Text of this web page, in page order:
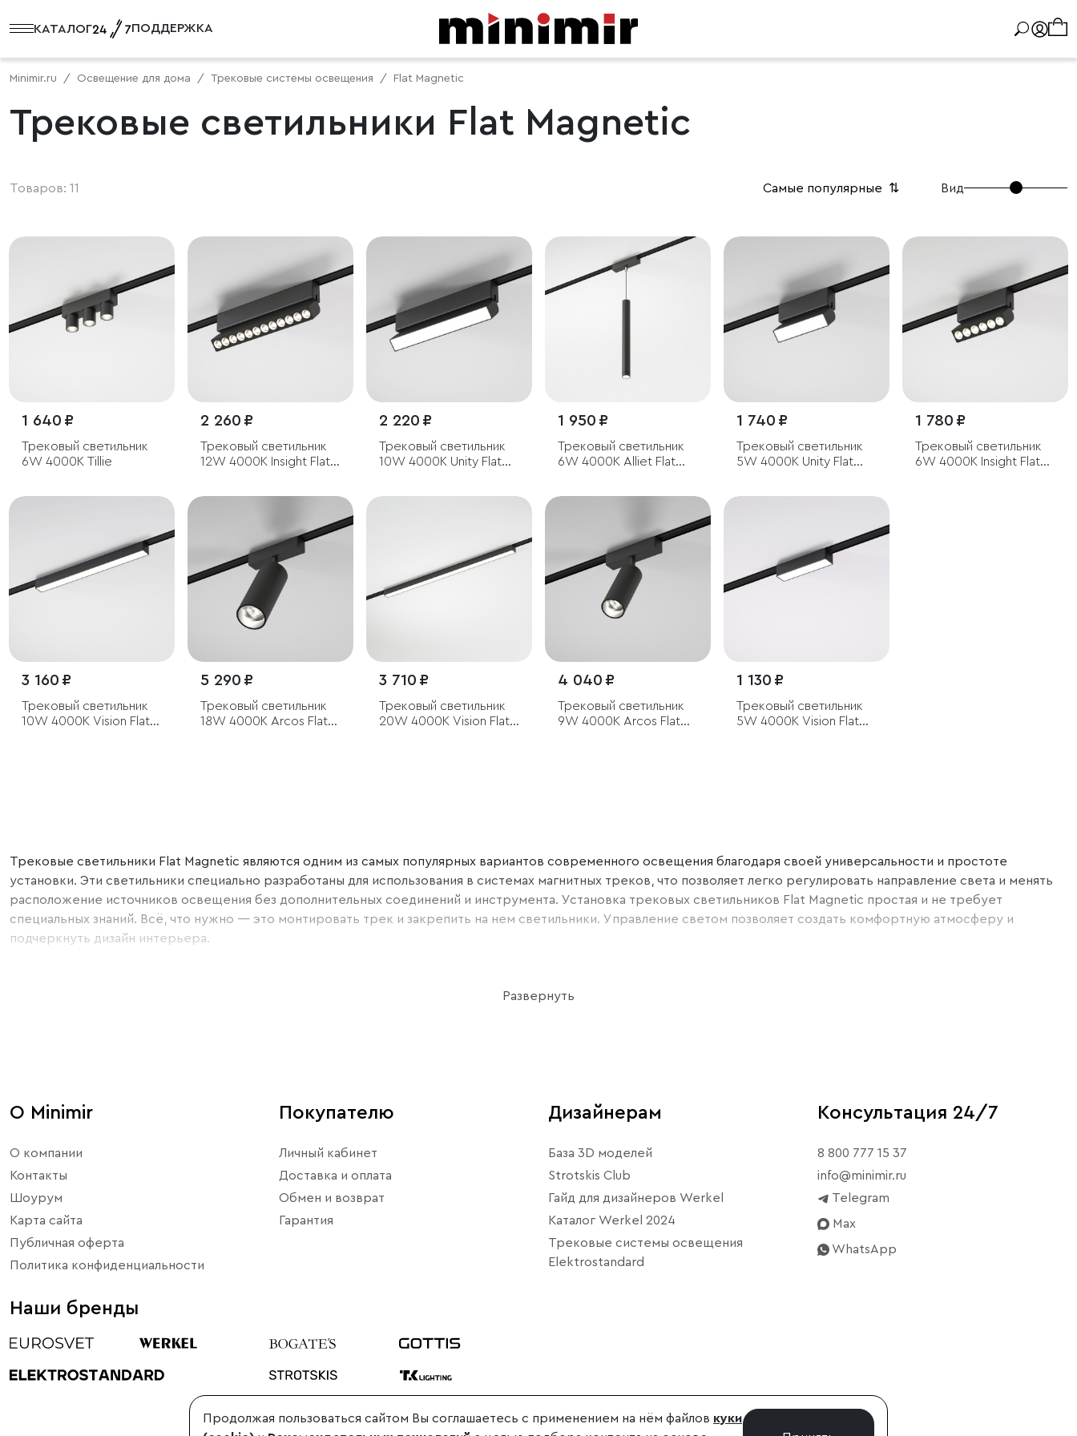
КАТАЛОГ ПОДДЕРЖКА
Minimir.ru Освещение для дома Трековые системы освещения Flat Magnetic
Трековые светильники Flat Magnetic
Товаров: 11 Самые популярные ⇅ Вид
1 640 ₽
Трековый светильник
6W 4000K Tillie
2 260 ₽
Трековый светильник
12W 4000K Insight Flat
2 220 ₽
Трековый светильник
10W 4000K Unity Flat
1 950 ₽
Трековый светильник
6W 4000K Alliet Flat
1 740 ₽
Трековый светильник
5W 4000K Unity Flat
1 780 ₽
Трековый светильник
6W 4000K Insight Flat
3 160 ₽
Трековый светильник
10W 4000K Vision Flat
5 290 ₽
Трековый светильник
18W 4000K Arcos Flat
3 710 ₽
Трековый светильник
20W 4000K Vision Flat
4 040 ₽
Трековый светильник
9W 4000K Arcos Flat
1 130 ₽
Трековый светильник
5W 4000K Vision Flat
Трековые светильники Flat Magnetic являются одним из самых популярных вариантов современного освещения благодаря своей универсальности и простоте
установки. Эти светильники специально разработаны для использования в системах магнитных треков, что позволяет легко регулировать направление света и менять
расположение источников освещения без дополнительных соединений и инструмента. Установка трековых светильников Flat Magnetic простая и не требует
специальных знаний. Всё, что нужно — это монтировать трек и закрепить на нем светильники. Управление светом позволяет создать комфортную атмосферу и
подчеркнуть дизайн интерьера.
Развернуть
О Minimir
О компании
Контакты
Шоурум
Карта сайта
Публичная оферта
Политика конфиденциальности
Покупателю
Личный кабинет
Доставка и оплата
Обмен и возврат
Гарантия
Дизайнерам
База 3D моделей
Strotskis Club
Гайд для дизайнеров Werkel
Каталог Werkel 2024
Трековые системы освещения
Elektrostandard
Консультация 24/7
8 800 777 15 37
info@minimir.ru
Telegram
Max
WhatsApp
Наши бренды
©1998-2026, Minimir.ru – официальный интернет-магазин производителя.
Продолжая пользоваться сайтом Вы соглашаетесь с применением на нём файлов куки